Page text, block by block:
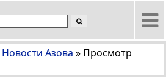
Новости Азова » Просмотр